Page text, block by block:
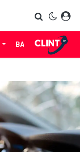
BABES LIFE